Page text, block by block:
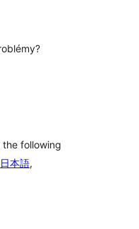
the following
日本語,